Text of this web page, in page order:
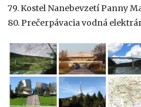
79. Kostel Nanebevzetí Panny
80. Prečerpávacia vodná